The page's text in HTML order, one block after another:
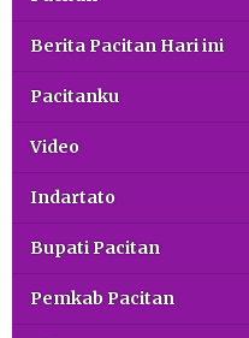
Berita Pacitan Hari ini
Pacitanku
Video
Indartato
Bupati Pacitan
Pemkab Pacitan